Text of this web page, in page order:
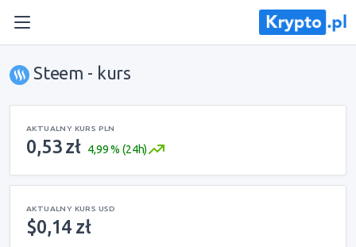
Steem - kurs
AKTUALNY KURS PLN
0,53 zł 4,99 % (24h)
AKTUALNY KURS USD
$0,14 zł